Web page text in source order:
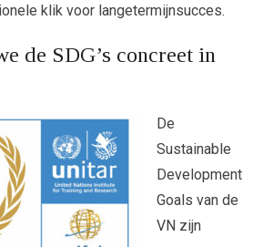
klik voor langetermijnsucces.
de SDG’s concreet in
De
Sustainable
Development
Goals van de
VN zijn